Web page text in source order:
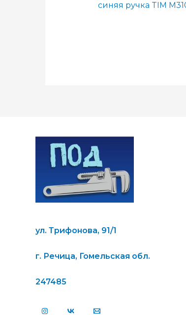
синяя ручка TIM
ул. Трифонова, 91/1
г. Речица, Гомельская обл.
247485